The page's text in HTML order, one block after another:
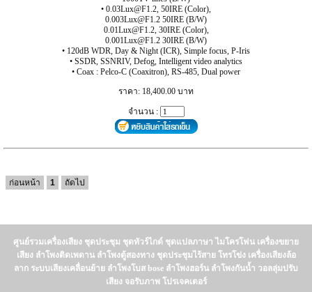
• 0.03Lux@F1.2, 50IRE (Color),
0.003Lux@F1.2 50IRE (B/W)
0.01Lux@F1.2, 30IRE (Color),
0.001Lux@F1.2 30IRE (B/W)
• 120dB WDR, Day & Night (ICR), Simple focus, P-Iris
• SSDR, SSNRIV, Defog, Intelligent video analytics
• Coax : Pelco-C (Coaxitron), RS-485, Dual power
ราคา: 18,400.00 บาท
จำนวน :
ก่อนหน้า 1 ถัดไป
ศูนย์รวมเครื่องเสียง ชุดประชุม ชุดทัวร์ไกด์ ชุดแปลภาษา ไมโครโฟน เครื่องขยาย
เสียง ลำโพงติดเพดาน ลำโพงตู้สองทาง ชุดประชุมไร้สาย โทรโข่ง เครื่องเสียงล้อ
ลาก ระบบเสียงเคลื่อนย้าย ลำโพงโบส bose ลำโพงฮอร์น ลำโพงกันน้ำ วอลลุ่มปรับ
เสียง จอรับภาพ โปรเจคเตอร์